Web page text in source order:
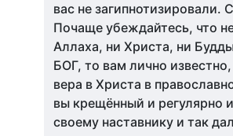
вас не загипнотизировали.
Почаще убеждайтесь, что
Аллаха, ни Христа, ни
БОГ, то вам лично
вера в Христа в
вы крещённый и регулярно
своему наставнику и так